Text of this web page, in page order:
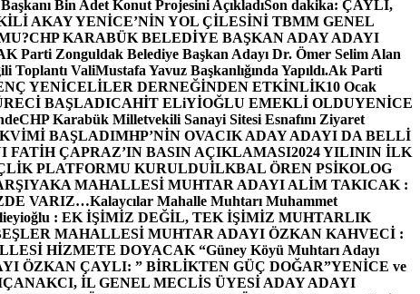
Bin Adet Konut Projesini AçıkladıSon dakika: ÇAYLI,
AKAY YENİCE’NİN YOL ÇİLESİNİ TBMM GENEL
CHP KARABÜK BELEDİYE BAŞKAN ADAY ADAYI
Parti Zonguldak Belediye Başkan Adayı Dr. Ömer Selim Alan
ValiMustafa Yavuz Başkanlığında Yapıldı.Ak Parti
YENİCELİLER DERNEĞİNDEN ETKİNLİK10 Ocak
BAŞLADICAHİT ELiYİOĞLU EMEKLİ OLDUYENİCE
CHP Karabük Milletvekili Sanayi Sitesi Esnafını Ziyaret
BAŞLADIMHP’NİN OVACIK ADAY ADAYI DA BELLİ
FATİH ÇAPRAZ’IN BASIN AÇIKLAMASI2024 YILININ İLK
PLATFORMU KURULDUİLKBAL ÖREN PSİKOLOG
MAHALLESİ MUHTAR ADAYI ALİM TAKICAK :
VARIZ…Kalaycılar Mahalle Muhtarı Muhammet
: EK İŞİMİZ DEĞİL, TEK İŞİMİZ MUHTARLIK
MAHALLESİ MUHTAR ADAYI ÖZKAN KAHVECİ :
HİZMETE DOYACAK “Güney Köyü Muhtarı Adayı
ÖZKAN ÇAYLI: ” BİRLİKTEN GÜÇ DOĞAR”YENİCE ve
ÇANAKCI, İL GENEL MECLİS ÜYESİ ADAY ADAYI